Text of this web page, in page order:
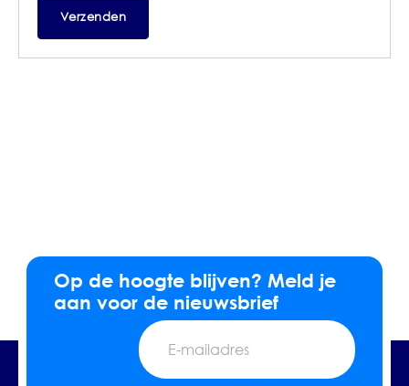
Op de hoogte blijven? Meld je
aan voor de nieuwsbrief
E-
mailadres